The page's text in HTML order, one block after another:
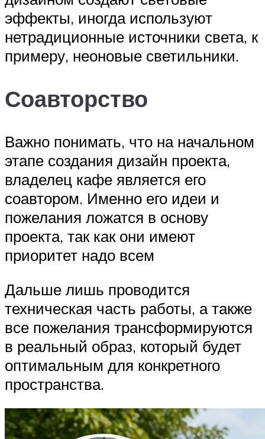
эффекты, иногда используют
нетрадиционные источники света, к
примеру, неоновые светильники.
Соавторство
Важно понимать, что на начальном
этапе создания дизайн проекта,
владелец кафе является его
соавтором. Именно его идеи и
пожелания ложатся в основу
проекта, так как они имеют
приоритет надо всем
Дальше лишь проводится
техническая часть работы, а также
все пожелания трансформируются
в реальный образ, который будет
оптимальным для конкретного
пространства.